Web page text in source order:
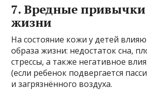
7. Вредные привычки
жизни
На состояние кожи у детей
образа жизни: недостаток сна,
стрессы, а также негативное
(если ребенок подвергается
и загрязнённого воздуха.